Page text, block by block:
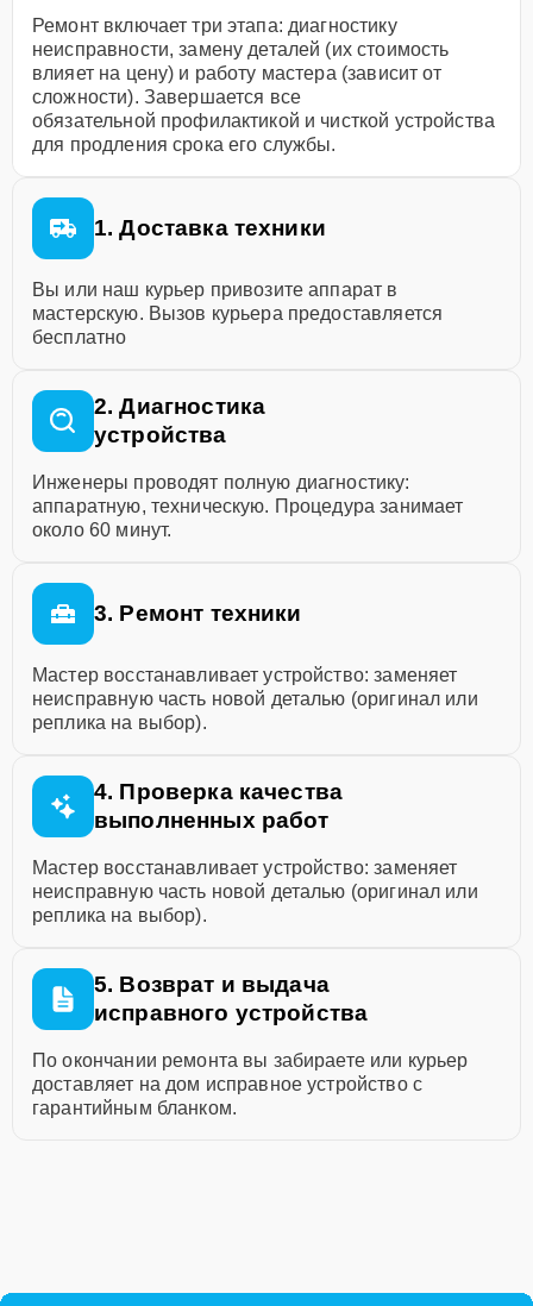
Ремонт включает три этапа: диагностику
неисправности, замену деталей (их стоимость
влияет на цену) и работу мастера (зависит от
сложности). Завершается все
обязательной профилактикой и чисткой устройства
для продления срока его службы.
1. Доставка техники
Вы или наш курьер привозите аппарат в
мастерскую. Вызов курьера предоставляется
бесплатно
2. Диагностика
устройства
Инженеры проводят полную диагностику:
аппаратную, техническую. Процедура занимает
около 60 минут.
3. Ремонт техники
Мастер восстанавливает устройство: заменяет
неисправную часть новой деталью (оригинал или
реплика на выбор).
4. Проверка качества
выполненных работ
Мастер восстанавливает устройство: заменяет
неисправную часть новой деталью (оригинал или
реплика на выбор).
5. Возврат и выдача
исправного устройства
По окончании ремонта вы забираете или курьер
доставляет на дом исправное устройство с
гарантийным бланком.